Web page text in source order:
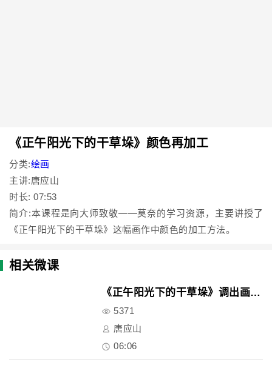
《正午阳光下的干草垛》颜色再加工
分类:绘画
主讲:唐应山
时长: 07:53
简介:本课程是向大师致敬——莫奈的学习资源，主要讲授了
《正午阳光下的干草垛》这幅画作中颜色的加工方法。
相关微课
《正午阳光下的干草垛》调出画面..
5371
唐应山
06:06